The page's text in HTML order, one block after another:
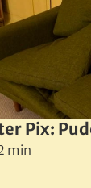
Markus
Pix:
min